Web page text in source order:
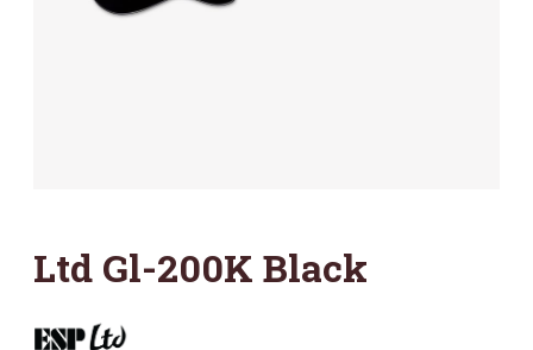
Ltd Gl-200K Black